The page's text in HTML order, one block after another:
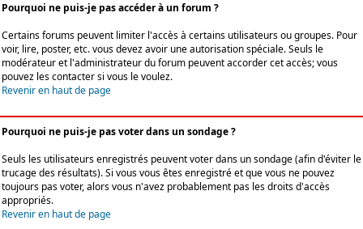
Pourquoi ne puis-je pas accéder à un forum ?
Certains forums peuvent limiter l'accès à certains utilisateurs ou groupes. Pour
voir, lire, poster, etc. vous devez avoir une autorisation spéciale. Seuls le
modérateur et l'administrateur du forum peuvent accorder cet accès; vous
pouvez les contacter si vous le voulez.
Revenir en haut de page
Pourquoi ne puis-je pas voter dans un sondage ?
Seuls les utilisateurs enregistrés peuvent voter dans un sondage (afin d'éviter le
trucage des résultats). Si vous vous êtes enregistré et que vous ne pouvez
toujours pas voter, alors vous n'avez probablement pas les droits d'accès
appropriés.
Revenir en haut de page